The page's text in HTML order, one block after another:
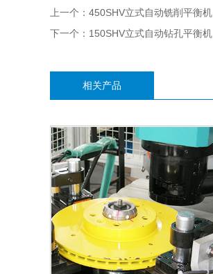
上一个： 450SHV立式自动铣削平衡机
下一个： 150SHV立式自动钻孔平衡机
相关产品